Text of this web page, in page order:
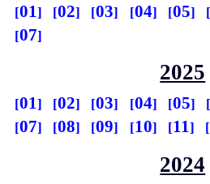
01 02 03 04 05
07
2025
01 02 03 04 05
07
08 09 10 11
2024